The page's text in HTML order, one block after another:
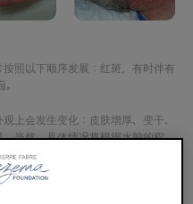
照以下顺序发展：红斑，有时伴有
。
上会发生变化：皮肤增厚、变干、
当然，具体情况将根据水肿的程
有所差异。